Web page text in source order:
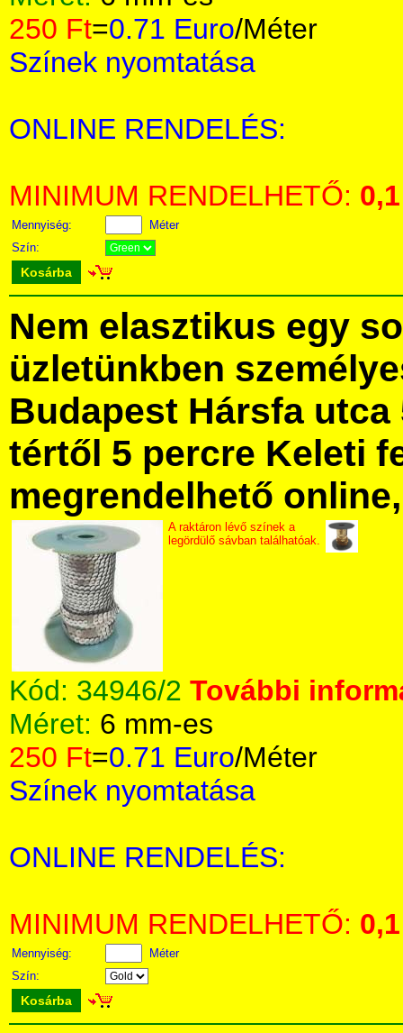
250 Ft=0.71 Euro/Méter
Színek nyomtatása
ONLINE RENDELÉS:
MINIMUM RENDELHETŐ: 0,1
Mennyiség:
Méter
Szín:
Kosárba
Nem elasztikus egy
üzletünkben
Budapest Hársfa utca
tértől 5 percre Keleti
megrendelhető
A raktáron lévő színek a
legördülő sávban találhatóak.
Kód: 34946/2 További
Méret: 6 mm-es
250 Ft=0.71 Euro/Méter
Színek nyomtatása
ONLINE RENDELÉS:
MINIMUM RENDELHETŐ: 0,1
Mennyiség:
Méter
Szín:
Kosárba